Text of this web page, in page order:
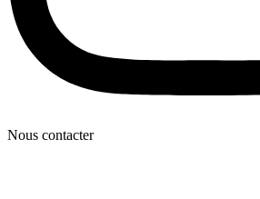
Nous contacter